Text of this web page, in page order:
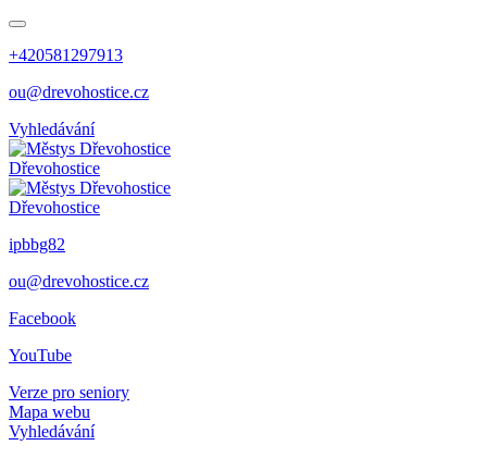
+420581297913
ou@drevohostice.cz
Vyhledávání
Dřevohostice
Dřevohostice
ipbbg82
ou@drevohostice.cz
Facebook
YouTube
Verze pro seniory
Mapa webu
Vyhledávání